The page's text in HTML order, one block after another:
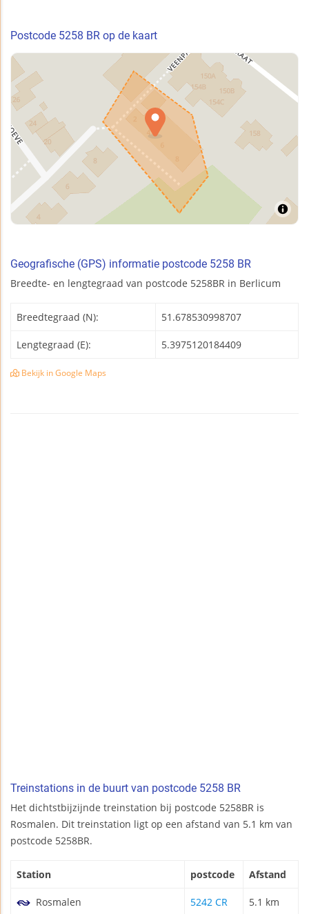
Postcode 5258 BR op de kaart
Geografische (GPS) informatie postcode 5258 BR
Breedte- en lengtegraad van postcode 5258BR in Berlicum
Breedtegraad (N): 51.678530998707
Lengtegraad (E): 5.3975120184409
Bekijk in Google Maps
Treinstations in de buurt van postcode 5258 BR
Het dichtstbijzijnde treinstation bij postcode 5258BR is
Rosmalen. Dit treinstation ligt op een afstand van 5.1 km van
postcode 5258BR.
Station postcode Afstand
Rosmalen 5242 CR 5.1 km